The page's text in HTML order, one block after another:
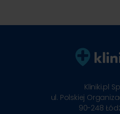
Kliniki.pl
ul. Polskiej
90-248